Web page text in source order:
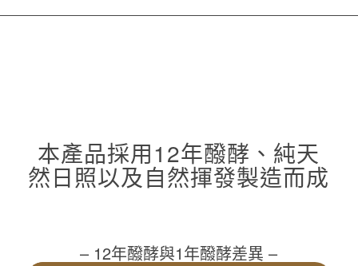
本產品採用12年醱酵、純天
然日照以及自然揮發製造而成
– 12年醱酵與1年醱酵差異 –